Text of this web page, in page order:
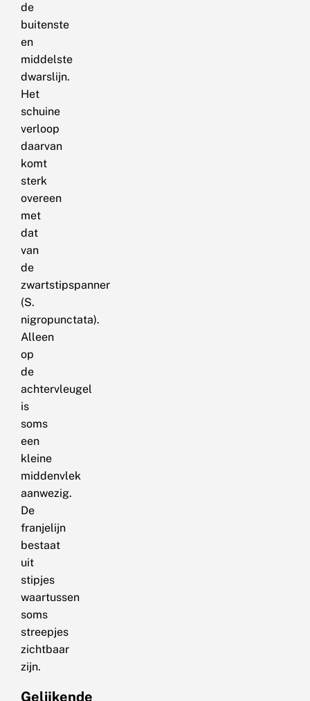
de
buitenste
en
middelste
dwarslijn.
Het
schuine
verloop
daarvan
komt
sterk
overeen
met
dat
van
de
zwartstipspanner
(S.
nigropunctata).
Alleen
op
de
achtervleugel
is
soms
een
kleine
middenvlek
aanwezig.
De
franjelijn
bestaat
uit
stipjes
waartussen
soms
streepjes
zichtbaar
zijn.
Gelijkende